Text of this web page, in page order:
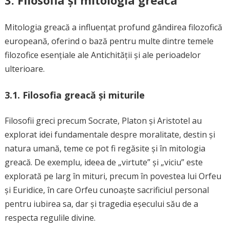
Mitologia greacă a influențat profund gândirea filozofică
europeană, oferind o bază pentru multe dintre temele
filozofice esențiale ale Antichității și ale perioadelor
ulterioare.
3.1. Filosofia greacă și miturile
Filosofii greci precum Socrate, Platon și Aristotel au
explorat idei fundamentale despre moralitate, destin și
natura umană, teme ce pot fi regăsite și în mitologia
greacă. De exemplu, ideea de „virtute” și „viciu” este
explorată pe larg în mituri, precum în povestea lui Orfeu
și Euridice, în care Orfeu cunoaște sacrificiul personal
pentru iubirea sa, dar și tragedia eșecului său de a
respecta regulile divine.